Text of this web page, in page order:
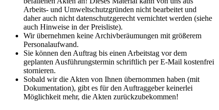
Arbeits- und Umweltschutzgründen nicht bearbeitet und
daher auch nicht datenschutzgerecht vernichtet werden (siehe
auch Hinweise in der Preisliste).
Wir übernehmen keine Archivberäumungen mit größerem
Personalaufwand.
Sie können den Auftrag bis einen Arbeitstag vor dem
geplanten Ausführungstermin schriftlich per E-Mail kostenfrei
stornieren.
Sobald wir die Akten von Ihnen übernommen haben (mit
Dokumentation), gibt es für den Auftraggeber keinerlei
Möglichkeit mehr, die Akten zurückzubekommen!